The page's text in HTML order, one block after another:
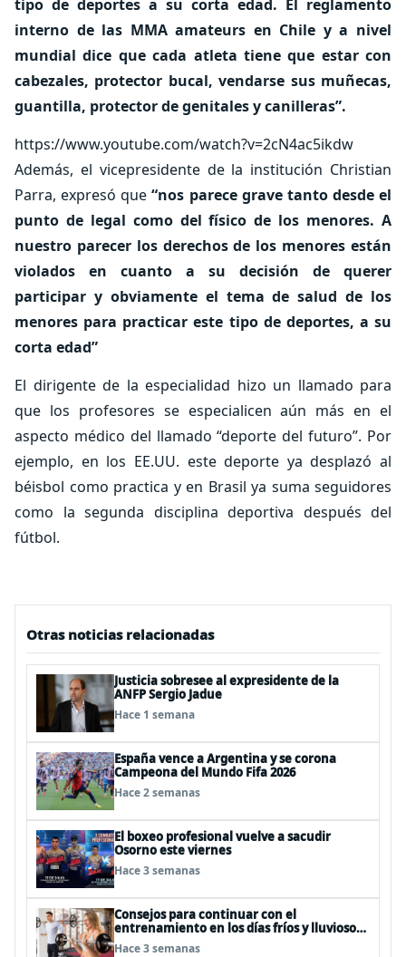
tipo de deportes a su corta edad. El reglamento
interno de las MMA amateurs en Chile y a nivel
mundial dice que cada atleta tiene que estar con
cabezales, protector bucal, vendarse sus muñecas,
guantilla, protector de genitales y canilleras”.
https://www.youtube.com/watch?v=2cN4ac5ikdw
Además, el vicepresidente de la institución Christian
Parra, expresó que“nos parece grave tanto desde el
punto de legal como del físico de los menores. A
nuestro parecer los derechos de los menores están
violados en cuanto a su decisión de querer
participar y obviamente el tema de salud de los
menores para practicar este tipo de deportes, a su
corta edad”
El dirigente de la especialidad hizo un llamado para
que los profesores se especialicen aún más en el
aspecto médico del llamado “deporte del futuro”. Por
ejemplo, en los EE.UU. este deporte ya desplazó al
béisbol como practica y en Brasil ya suma seguidores
como la segunda disciplina deportiva después del
fútbol.
Otras noticias relacionadas
Justicia sobresee al expresidente de la
ANFP Sergio Jadue
Hace 1 semana
España vence a Argentina y se corona
Campeona del Mundo Fifa 2026
Hace 2 semanas
El boxeo profesional vuelve a sacudir
Osorno este viernes
Hace 3 semanas
Consejos para continuar con el
entrenamiento en los días fríos y lluviosos
de invierno
Hace 3 semanas